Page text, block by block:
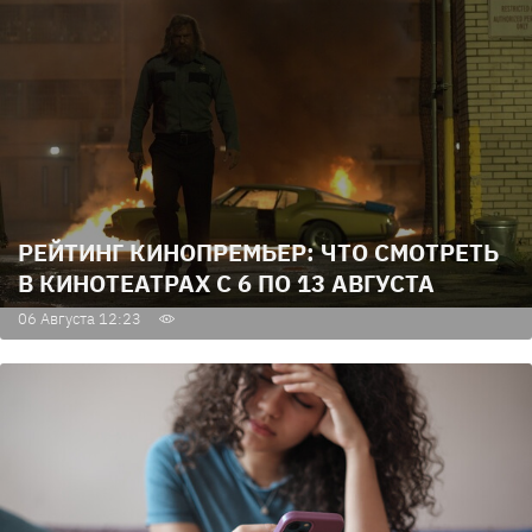
РЕЙТИНГ КИНОПРЕМЬЕР: ЧТО СМОТРЕТЬ
В КИНОТЕАТРАХ С 6 ПО 13 АВГУСТА
06 Августа 12:23